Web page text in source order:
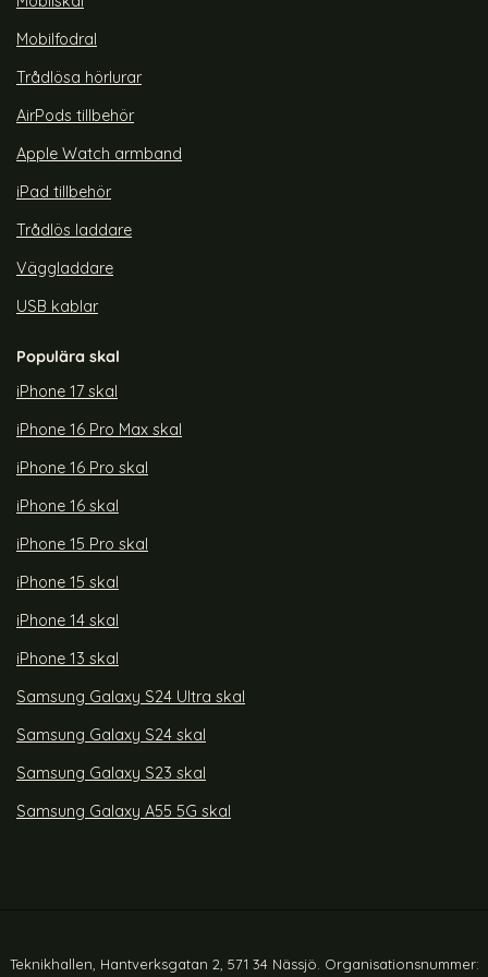
Tillgänglighet:
Mobilfodral
Trådlösa hörlurar
AirPods tillbehör
Apple Watch armband
iPad tillbehör
Trådlös laddare
Väggladdare
USB kablar
Populära skal
iPhone 17 skal
iPhone 16 Pro Max skal
iPhone 16 Pro skal
iPhone 16 skal
iPhone 15 Pro skal
iPhone 15 skal
iPhone 14 skal
iPhone 13 skal
Samsung Galaxy S24 Ultra skal
Samsung Galaxy S24 skal
Samsung Galaxy S23 skal
Samsung Galaxy A55 5G skal
Teknikhallen, Hantverksgatan 2, 571 34 Nässjö. Organisationsnummer: